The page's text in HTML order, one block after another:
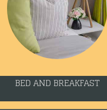
BED AND BREAKFAST